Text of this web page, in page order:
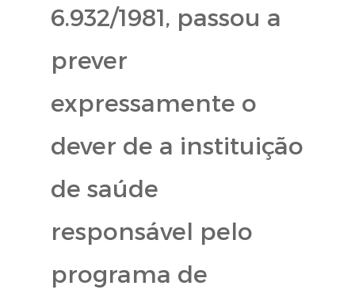
6.932/1981, passou a
prever
expressamente o
dever de a instituição
de saúde
responsável pelo
programa de